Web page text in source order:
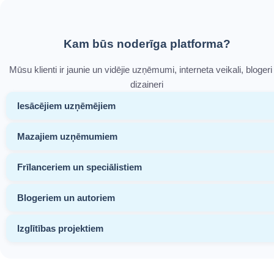
Kam būs noderīga platforma?
Mūsu klienti ir jaunie un vidējie uzņēmumi, interneta veikali, blogeri
dizaineri
Iesācējiem uzņēmējiem
Mazajiem uzņēmumiem
Frīlanceriem un speciālistiem
Blogeriem un autoriem
Izglītības projektiem